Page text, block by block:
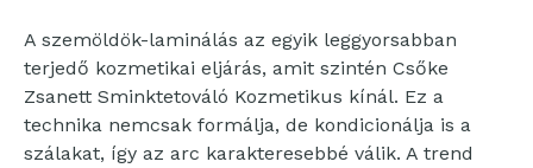
A szemöldök-laminálás az egyik leggyorsabban
terjedő kozmetikai eljárás, amit szintén Csőke
Zsanett Sminktetováló Kozmetikus kínál. Ez a
technika nemcsak formálja, de kondicionálja is a
szálakat, így az arc karakteresebbé válik. A trend